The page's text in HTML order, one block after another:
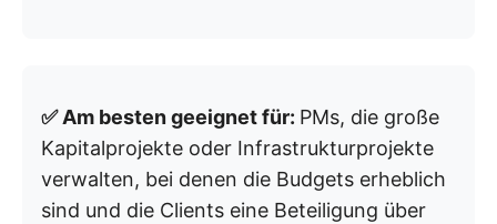
✅ Am besten geeignet für: PMs, die große
Kapitalprojekte oder Infrastrukturprojekte
verwalten, bei denen die Budgets erheblich
sind und die Clients eine Beteiligung über